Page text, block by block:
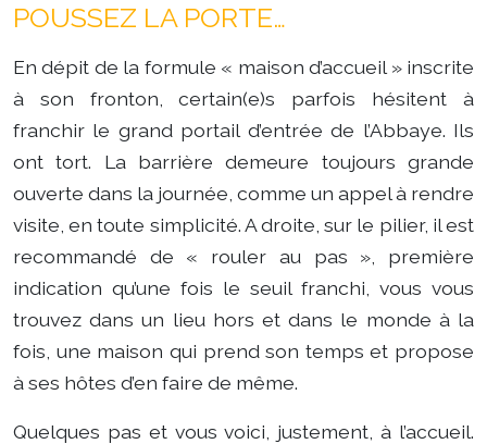
POUSSEZ LA PORTE…
En dépit de la formule « maison d’accueil » inscrite
à son fronton, certain(e)s parfois hésitent à
franchir le grand portail d’entrée de l’Abbaye. Ils
ont tort. La barrière demeure toujours grande
ouverte dans la journée, comme un appel à rendre
visite, en toute simplicité. A droite, sur le pilier, il est
recommandé de « rouler au pas », première
indication qu’une fois le seuil franchi, vous vous
trouvez dans un lieu hors et dans le monde à la
fois, une maison qui prend son temps et propose
à ses hôtes d’en faire de même.
Quelques pas et vous voici, justement, à l’accueil.